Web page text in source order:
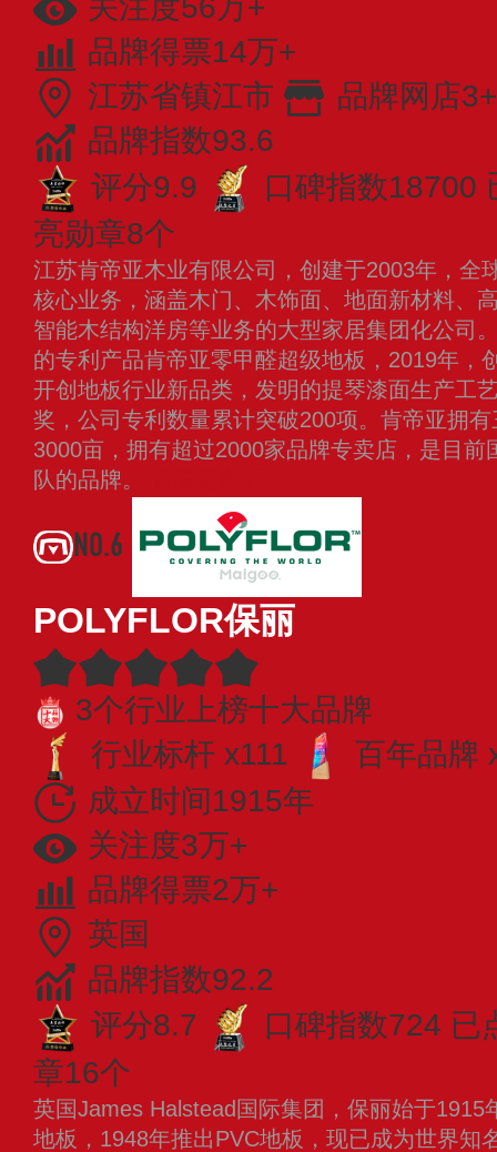
关注度56万+
品牌得票14万+
江苏省镇江市
品牌网店3+
品牌指数93.6
评分9.9
口碑指数18700
亮勋章8个
江苏肯帝亚木业有限公司，创建于2003年，全
核心业务，涵盖木门、木饰面、地面新材料、
智能木结构洋房等业务的大型家居集团化公司
的专利产品肯帝亚零甲醛超级地板，2019年，
开创地板行业新品类，发明的提琴漆面生产工
奖，公司专利数量累计突破200项。肯帝亚拥
3000亩，拥有超过2000家品牌专卖店，是目
队的品牌。
NO.6
POLYFLOR保丽
3个行业上榜十大品牌
行业标杆 x111
百年品牌
成立时间1915年
关注度3万+
品牌得票2万+
英国
品牌指数92.2
评分8.7
口碑指数724 已
章16个
英国James Halstead国际集团，保丽始于1915
地板，1948年推出PVC地板，现已成为世界知